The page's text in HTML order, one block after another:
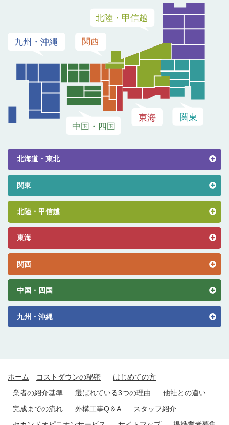
北海道・東北
関東
北陸・甲信越
東海
関西
中国・四国
九州・沖縄
ホーム コストダウンの秘密
はじめての方
業者の紹介基準
選ばれている3つの理由
他社との違い
完成までの流れ
外構工事Q＆A
スタッフ紹介